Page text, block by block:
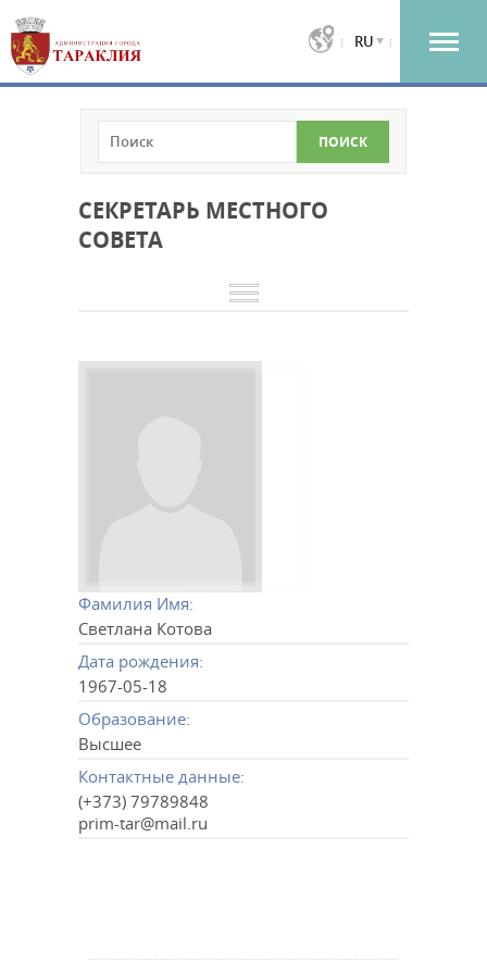
RU
СЕКРЕТАРЬ МЕСТНОГО
СОВЕТА
Фамилия Имя:
Светлана Котова
Дата рождения:
1967-05-18
Образование:
Высшее
Контактные данные:
(+373) 79789848
prim-tar@mail.ru